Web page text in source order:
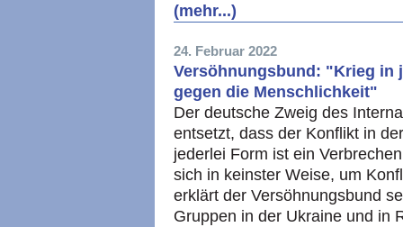
(mehr...)
24. Februar 2022
Versöhnungsbund: "Krieg in
gegen die Menschlichkeit"
Der deutsche Zweig des
entsetzt, dass der Konflikt in
jederlei Form ist ein
sich in keinster Weise, um
erklärt der Versöhnungsbund
Gruppen in der Ukraine und in